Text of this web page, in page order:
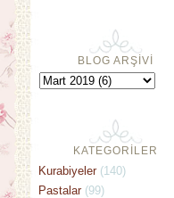
BLOG ARŞİVİ
KATEGORİLER
Kurabiyeler (140)
Pastalar (99)